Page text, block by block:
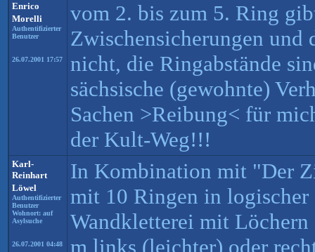
Enrico
Morelli
Authentifizierter
Benutzer
26.07.2001 17:57
vom 2. bis zum 5. Ring
Zwischensicherungen und
nicht, die Ringabstände
sächsische (gewohnte)
Sachen >Reibung< für
der Kult-Weg!!!
Karl-
Reinhart
Löwel
Authentifizierter
Benutzer
Wohnort: auf
Asylsuche
26.07.2001 04:48
In Kombination mit "Der
mit 10 Ringen in
Wandkletterei mit
m links (leichter) oder